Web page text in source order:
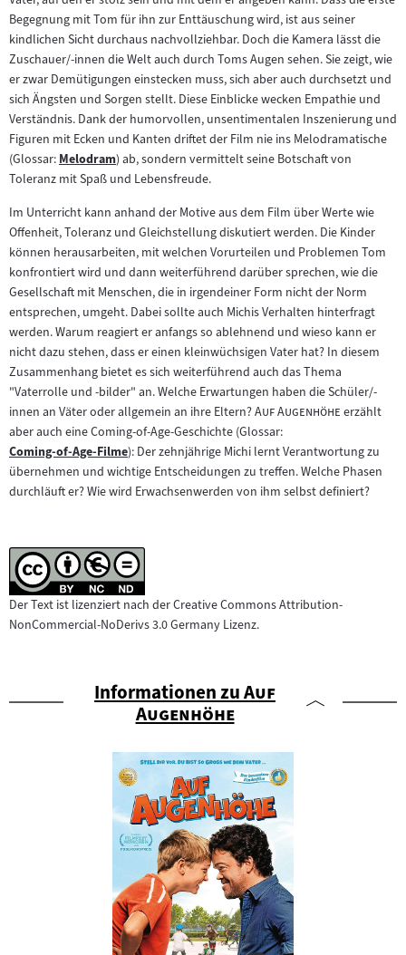
Begegnung mit Tom für ihn zur Enttäuschung wird, ist aus seiner
kindlichen Sicht durchaus nachvollziehbar. Doch die Kamera lässt die
Zuschauer/-innen die Welt auch durch Toms Augen sehen. Sie zeigt, wie
er zwar Demütigungen einstecken muss, sich aber auch durchsetzt und
sich Ängsten und Sorgen stellt. Diese Einblicke wecken Empathie und
Verständnis. Dank der humorvollen, unsentimentalen Inszenierung und
Figuren mit Ecken und Kanten driftet der Film nie ins Melodramatische
(Glossar:Zum
Inhalt:
Melodram) ab, sondern vermittelt seine Botschaft von
Toleranz mit Spaß und Lebensfreude.
Im Unterricht kann anhand der Motive aus dem Film über Werte wie
Offenheit, Toleranz und Gleichstellung diskutiert werden. Die Kinder
können herausarbeiten, mit welchen Vorurteilen und Problemen Tom
konfrontiert wird und dann weiterführend darüber sprechen, wie die
Gesellschaft mit Menschen, die in irgendeiner Form nicht der Norm
entsprechen, umgeht. Dabei sollte auch Michis Verhalten hinterfragt
werden. Warum reagiert er anfangs so ablehnend und wieso kann er
nicht dazu stehen, dass er einen kleinwüchsigen Vater hat? In diesem
Zusammenhang bietet es sich weiterführend auch das Thema
"Vaterrolle und -bilder" an. Welche Erwartungen haben die Schüler/-
innen an Väter oder allgemein an ihre Eltern?"
Auf Augenhöhe "erzählt
aber auch eine Coming-of-Age-Geschichte (Glossar:
Zum
Inhalt:
Coming-of-Age-Filme): Der zehnjährige Michi lernt Verantwortung zu
übernehmen und wichtige Entscheidungen zu treffen. Welche Phasen
durchläuft er? Wie wird Erwachsenwerden von ihm selbst definiert?
Der Text ist lizenziert nach der Creative Commons Attribution-
NonCommercial-NoDerivs 3.0 Germany Lizenz.
Informationen zu"
Auf
Augenhöhe"